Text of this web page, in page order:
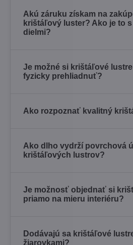
Akú záruku získam na
krištáľový luster? Ako je to
dielmi?
Je možné si krištáľové
fyzicky prehliadnuť?
Ako rozpoznať kvalitný
Ako dlho vydrží povrchová
krištáľových lustrov?
Je možnosť objednať si
priamo na mieru interiéru?
Dodávajú sa krištáľové
žiarovkami?